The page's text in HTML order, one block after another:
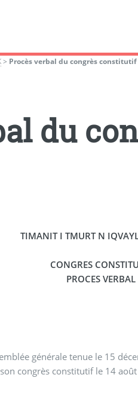
> Procès verbal du congrès constitutif
du
TIMANIT I TMURT N
CONGRES
PROCES VERBAL
tenue le 15 décembre 2006 à
de la Kabylie (MAK) a tenu son congrès constitutif